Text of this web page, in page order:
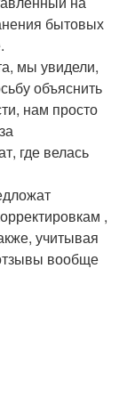
бытовых
мы увидели,
объяснить
нам просто
где велась
,
учитывая
вообще